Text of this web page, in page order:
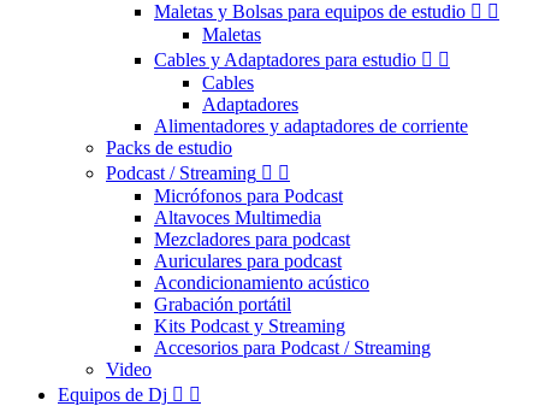
Maletas y Bolsas para equipos de estudio  
Maletas
Cables y Adaptadores para estudio  
Cables
Adaptadores
Alimentadores y adaptadores de corriente
Packs de estudio
Podcast / Streaming  
Micrófonos para Podcast
Altavoces Multimedia
Mezcladores para podcast
Auriculares para podcast
Acondicionamiento acústico
Grabación portátil
Kits Podcast y Streaming
Accesorios para Podcast / Streaming
Video
Equipos de Dj  